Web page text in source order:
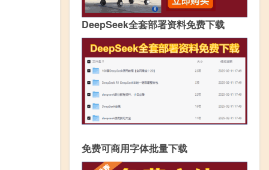
DeepSeek全套部署资料免费下载
免费可商用字体批量下载